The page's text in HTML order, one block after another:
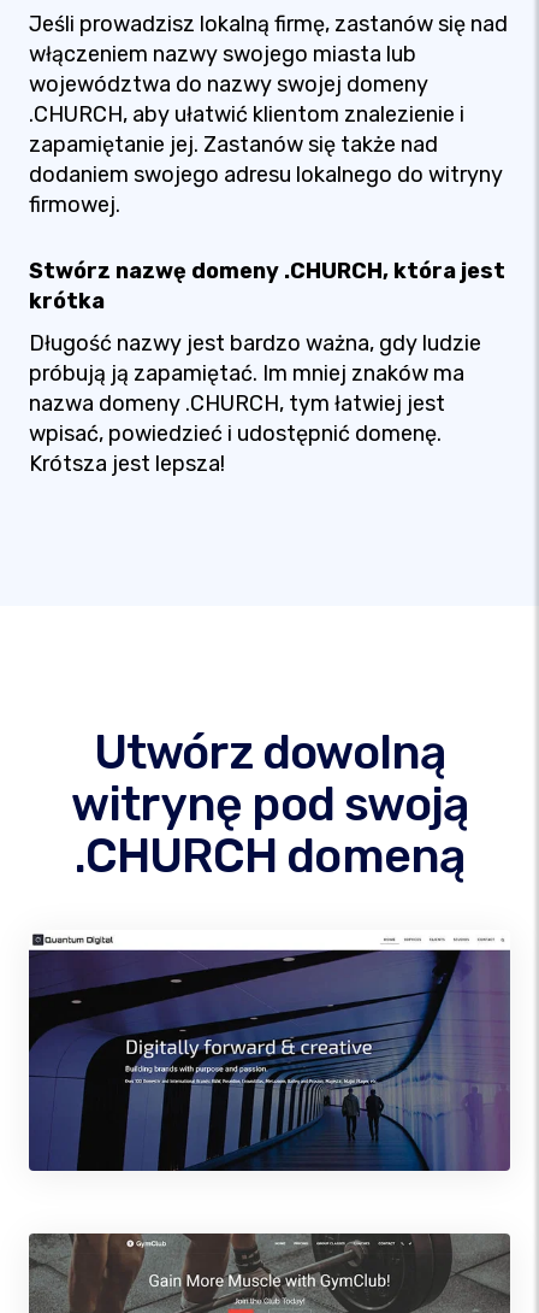
Jeśli prowadzisz lokalną firmę, zastanów się nad
włączeniem nazwy swojego miasta lub
województwa do nazwy swojej domeny
.CHURCH, aby ułatwić klientom znalezienie i
zapamiętanie jej. Zastanów się także nad
dodaniem swojego adresu lokalnego do witryny
firmowej.
Stwórz nazwę domeny .CHURCH, która jest
krótka
Długość nazwy jest bardzo ważna, gdy ludzie
próbują ją zapamiętać. Im mniej znaków ma
nazwa domeny .CHURCH, tym łatwiej jest
wpisać, powiedzieć i udostępnić domenę.
Krótsza jest lepsza!
Utwórz dowolną
witrynę pod swoją
.CHURCH domeną